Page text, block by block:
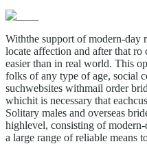
Withthe support of modern-day
locate affection and after that ro
easier than in real world. This
folks of any type of age, social
suchwebsites withmail order
whichit is necessary that
Solitary males and overseas
highlevel, consisting of
a large range of reliable means